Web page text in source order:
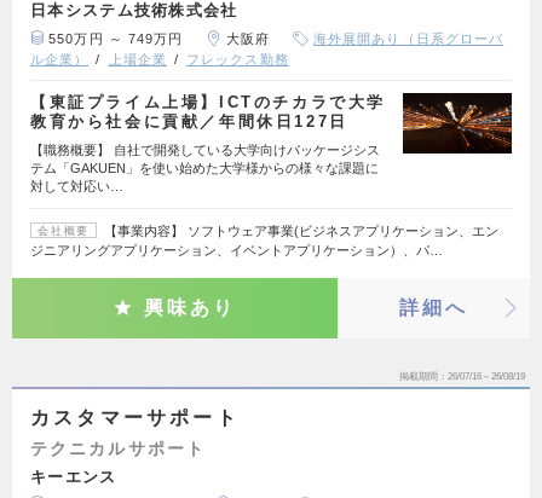
日本システム技術株式会社
550万円 ～ 749万円 大阪府
海外展開あり（日系グローバ
ル企業）
上場企業 フレックス勤務
【東証プライム上場】ICTのチカラで大学
教育から社会に貢献／年間休日127日
【職務概要】 自社で開発している大学向けパッケージシス
テム「GAKUEN」を使い始めた大学様からの様々な課題に
対して対応い…
会社概要
【事業内容】 ソフトウェア事業(ビジネスアプリケーション、エン
ジニアリングアプリケーション、イベントアプリケーション）、パ…
興味あり 詳細へ
掲載期間 26/07/16～26/08/19
カスタマーサポート
テクニカルサポート
キーエンス